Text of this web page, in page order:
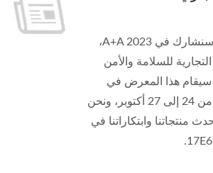
يسعدنا أن نعلن أننا سنشارك في A+A 2023،
للسلامة والأمن
هذا المعرض في
دوسلدورف، ألمانيا من 24 إلى 27 أكتوبر، ونحن
وابتكاراتنا في